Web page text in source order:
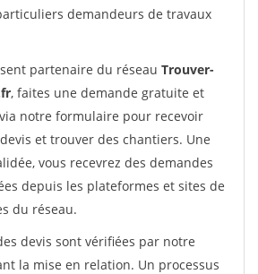
demandeurs de travaux
partenaire du réseau Trouver-
, faites une demande gratuite et
notre formulaire pour recevoir
et trouver des chantiers. Une
vous recevrez des demandes
depuis les plateformes et sites de
du réseau.
devis sont vérifiées par notre
la mise en relation. Un processus